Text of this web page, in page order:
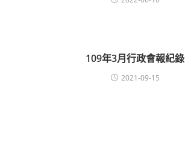
109年3月行政會報紀錄
2021-09-15